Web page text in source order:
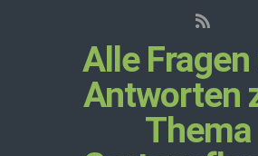
Alle
Antworten
Thema